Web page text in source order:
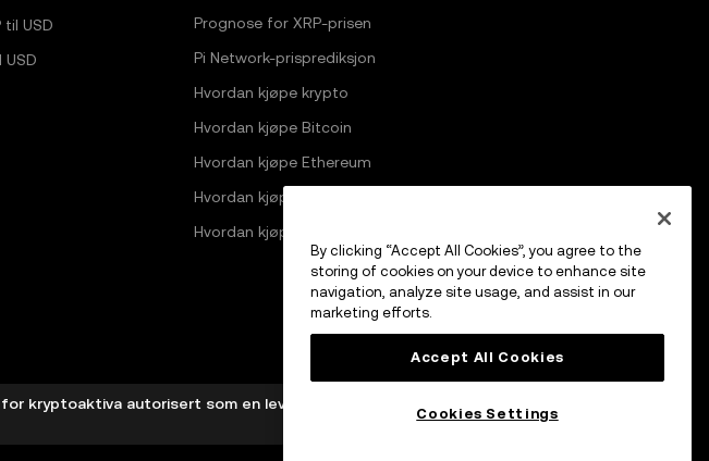
til USD
USD
Prognose for XRP-prisen
Pi Network-prisprediksjon
Hvordan kjøpe krypto
Hvordan kjøpe Bitcoin
Hvordan kjøpe Ethereum
Hvordan kjøpe Solana
Hvordan kjøpe Pi Network
kryptoaktiva autorisert som en leverandør av kryptoaktivatjenester av MFSA i
By clicking “Accept All Cookies”, you agree to the
storing of cookies on your device to enhance site
navigation, analyze site usage, and assist in our
marketing efforts.
Accept All Cookies
Cookies Settings